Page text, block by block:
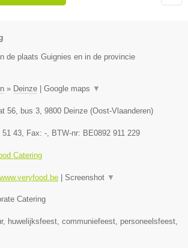
de plaats Guignies en in de provincie
» Deinze Google maps ▼
56, bus 3, 9800 Deinze (Oost-Vlaanderen)
51 43, Fax: -, BTW-nr: BE0892 911 229
Catering
Screenshot ▼
Catering
huwelijksfeest, communiefeest, personeelsfeest,